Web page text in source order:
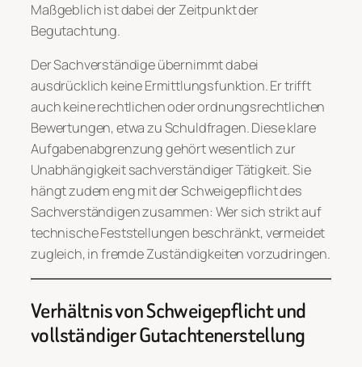
Maßgeblich ist dabei der Zeitpunkt der
Begutachtung.
Der Sachverständige übernimmt dabei
ausdrücklich keine Ermittlungsfunktion. Er trifft
auch keine rechtlichen oder ordnungsrechtlichen
Bewertungen, etwa zu Schuldfragen. Diese klare
Aufgabenabgrenzung gehört wesentlich zur
Unabhängigkeit sachverständiger Tätigkeit. Sie
hängt zudem eng mit der Schweigepflicht des
Sachverständigen zusammen: Wer sich strikt auf
technische Feststellungen beschränkt, vermeidet
zugleich, in fremde Zuständigkeiten vorzudringen.
Verhältnis von Schweigepflicht und
vollständiger Gutachtenerstellung